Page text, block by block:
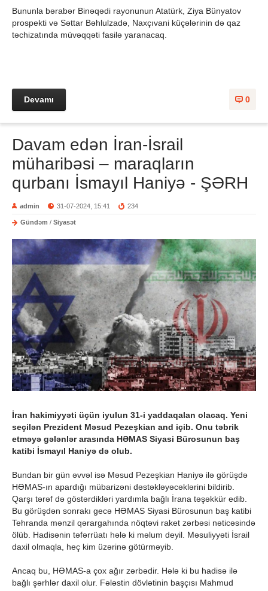
Bununla bərabər Binəqədi rayonunun Atatürk, Ziya Bünyatov
prospekti və Səttar Bəhlulzadə, Naxçıvani küçələrinin də qaz
təchizatında müvəqqəti fasilə yaranacaq.
0
Devamı
Davam edən İran-İsrail
müharibəsi – maraqların
qurbanı İsmayıl Haniyə - ŞƏRH
admin 31-07-2024, 15:41 234
Gündəm / Siyasət
İran hakimiyyəti üçün iyulun 31-i yaddaqalan olacaq. Yeni
seçilən Prezident Məsud Pezeşkian and içib. Onu təbrik
etməyə gələnlər arasında HƏMAS Siyasi Bürosunun baş
katibi İsmayıl Haniyə də olub.
Bundan bir gün əvvəl isə Məsud Pezeşkian Haniyə ilə görüşdə
HƏMAS-ın apardığı mübarizəni dəstəkləyəcəklərini bildirib.
Qarşı tərəf də göstərdikləri yardımla bağlı İrana təşəkkür edib.
Bu görüşdən sonrakı gecə HƏMAS Siyasi Bürosunun baş katibi
Tehranda mənzil qərargahında nöqtəvi raket zərbəsi nəticəsində
ölüb. Hadisənin təfərrüatı hələ ki məlum deyil. Məsuliyyəti İsrail
daxil olmaqla, heç kim üzərinə götürməyib.
Ancaq bu, HƏMAS-a çox ağır zərbədir. Hələ ki bu hadisə ilə
bağlı şərhlər daxil olur. Fələstin dövlətinin başçısı Mahmud